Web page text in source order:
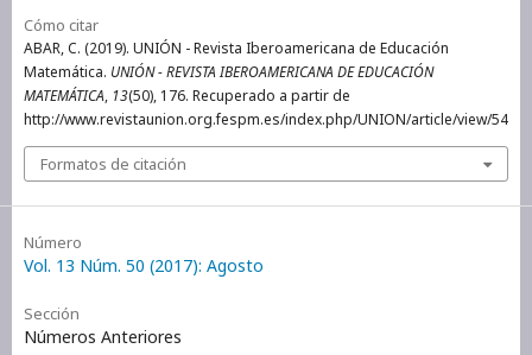
Cómo citar
ABAR, C. (2019). UNIÓN - Revista Iberoamericana de Educación
Matemática. UNIÓN - REVISTA IBEROAMERICANA DE EDUCACIÓN
MATEMÁTICA, 13(50), 176. Recuperado a partir de
http://www.revistaunion.org.fespm.es/index.php/UNION/article/view/54
Formatos de citación
Número
Vol. 13 Núm. 50 (2017): Agosto
Sección
Números Anteriores